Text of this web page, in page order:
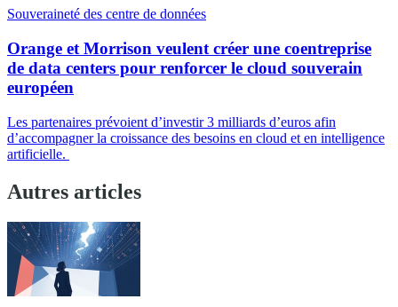
Souveraineté des centre de données
Orange et Morrison veulent créer une coentreprise
de data centers pour renforcer le cloud souverain
européen
Les partenaires prévoient d’investir 3 milliards d’euros afin
d’accompagner la croissance des besoins en cloud et en intelligence
artificielle.
Autres articles